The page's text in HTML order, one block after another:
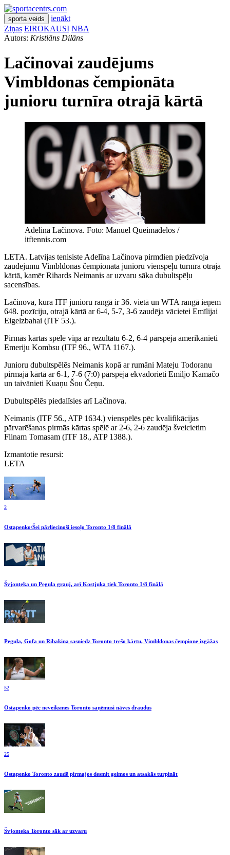
sporta veids
ienākt
Ziņas EIROKAUSI NBA
Autors: Kristiāns Dilāns
Lačinovai zaudējums
Vimbldonas čempionāta
junioru turnīra otrajā kārtā
Adelina Lačinova. Foto: Manuel Queimadelos /
itftennis.com
LETA. Latvijas tenisiste Adelīna Lačinova pirmdien piedzīvoja
zaudējumu Vimbldonas čempionāta junioru vienspēļu turnīra otrajā
kārtā, kamēr Rihards Neimanis ar uzvaru sāka dubultspēļu
sacensības.
Lačinova, kura ITF junioru rangā ir 36. vietā un WTA rangā ieņem
648. pozīciju, otrajā kārtā ar 6-4, 5-7, 3-6 zaudēja vācietei Emīlijai
Eigelzbahai (ITF 53.).
Pirmās kārtas spēlē viņa ar rezultātu 6-2, 6-4 pārspēja amerikānieti
Emeriju Kombsu (ITF 96., WTA 1167.).
Junioru dubultspēlēs Neimanis kopā ar rumāni Mateju Todoranu
pirmajā kārtā ar 6-1, 7-6 (7:0) pārspēja ekvadorieti Emiljo Kamačo
un taivānieti Kuaņu Šou Čeņu.
Dubultspēlēs piedalīsies arī Lačinova.
Neimanis (ITF 56., ATP 1634.) vienspēlēs pēc kvalifikācijas
pārvarēšanas pirmās kārtas spēlē ar 2-6, 2-6 zaudēja šveicietim
Flinam Tomasam (ITF 18., ATP 1388.).
Izmantotie resursi:
LETA
2
Ostapenko/Šei pārliecinoši iesoļo Toronto 1/8 finālā
Švjonteka un Pegula grauj, arī Kostjuka tiek Toronto 1/8 finālā
Pegula, Gofa un Ribakina sasniedz Toronto trešo kārtu, Vimbldonas čempione izgāžas
52
Ostapenko pēc neveiksmes Toronto saņēmusi nāves draudus
25
Ostapenko Toronto zaudē pirmajos desmit geimos un atsakās turpināt
Švjonteka Toronto sāk ar uzvaru